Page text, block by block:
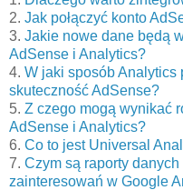
2. Jak połączyć konto
3. Jakie nowe dane będą
AdSense i Analytics?
4. W jaki sposób Analytics
skuteczność AdSense?
5. Z czego mogą wynikać
AdSense i Analytics?
6. Co to jest Universal
7. Czym są raporty
zainteresowań w Google